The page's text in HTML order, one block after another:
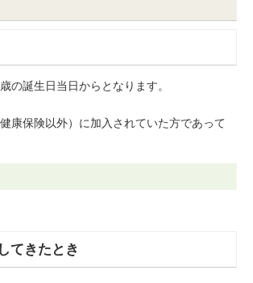
の誕生日当日からとなります。
康保険以外）に加入されていた方であって
てきたとき